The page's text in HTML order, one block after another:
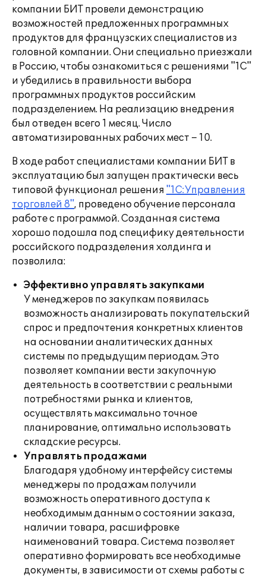
компании БИТ провели демонстрацию
возможностей предложенных программных
продуктов для французских специалистов из
головной компании. Они специально приезжали
в Россию, чтобы ознакомиться с решениями "1С"
и убедились в правильности выбора
программных продуктов российским
подразделением. На реализацию внедрения
был отведен всего 1 месяц. Число
автоматизированных рабочих мест – 10.
В ходе работ специалистами компании БИТ в
эксплуатацию был запущен практически весь
типовой функционал решения "1С:Управления
торговлей 8", проведено обучение персонала
работе с программой. Созданная система
хорошо подошла под специфику деятельности
российского подразделения холдинга и
позволила:
Эффективно управлять закупками
У менеджеров по закупкам появилась
возможность анализировать покупательский
спрос и предпочтения конкретных клиентов
на основании аналитических данных
системы по предыдущим периодам. Это
позволяет компании вести закупочную
деятельность в соответствии с реальными
потребностями рынка и клиентов,
осуществлять максимально точное
планирование, оптимально использовать
складские ресурсы.
Управлять продажами
Благодаря удобному интерфейсу системы
менеджеры по продажам получили
возможность оперативного доступа к
необходимым данным о состоянии заказа,
наличии товара, расшифровке
наименований товара. Система позволяет
оперативно формировать все необходимые
документы, в зависимости от схемы работы с